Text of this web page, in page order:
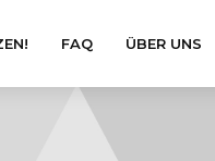
FAQ ÜBER UNS